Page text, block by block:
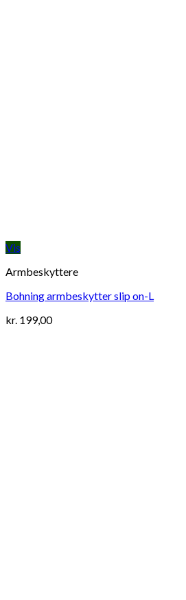
Vis
Armbeskyttere
Bohning armbeskytter slip on-L
kr. 199,00